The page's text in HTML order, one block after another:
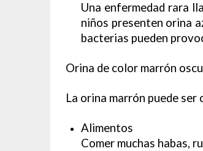
Una enfermedad rara
niños presenten orina
bacterias pueden
Orina de color marrón
La orina marrón puede
Alimentos
Comer muchas habas,